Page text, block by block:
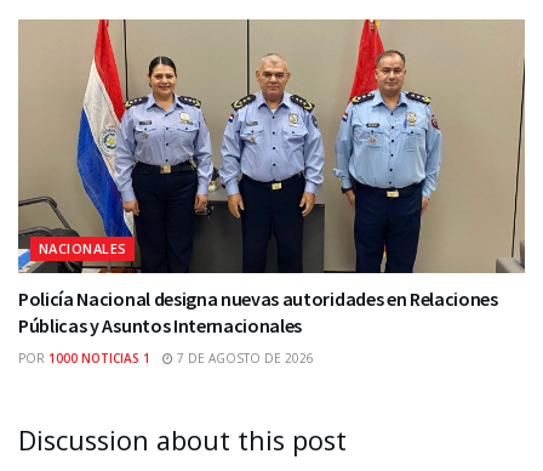
NACIONALES
Policía Nacional designa nuevas autoridades en Relaciones
Públicas y Asuntos Internacionales
POR 1000 NOTICIAS 1 7 DE AGOSTO DE 2026
Discussion about this post